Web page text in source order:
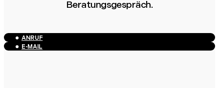
Beratungsgespräch.
ANRUF
E-MAIL